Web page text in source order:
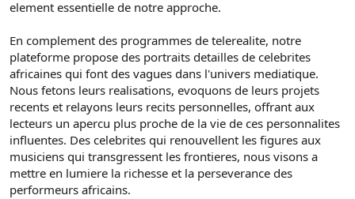
element essentielle de notre approche.
En complement des programmes de telerealite, notre
plateforme propose des portraits detailles de celebrites
africaines qui font des vagues dans l'univers mediatique.
Nous fetons leurs realisations, evoquons de leurs projets
recents et relayons leurs recits personnelles, offrant aux
lecteurs un apercu plus proche de la vie de ces personnalites
influentes. Des celebrites qui renouvellent les figures aux
musiciens qui transgressent les frontieres, nous visons a
mettre en lumiere la richesse et la perseverance des
performeurs africains.